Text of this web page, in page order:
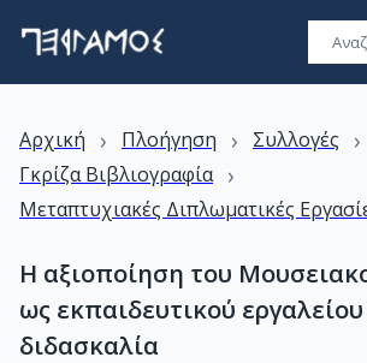
Αρχική › Πλοήγηση › Συλλογές ›
Γκρίζα Βιβλιογραφία ›
Μεταπτυχιακές Διπλωματικές
Η αξιοποίηση του
ως εκπαιδευτικού εργαλείου
διδασκαλία